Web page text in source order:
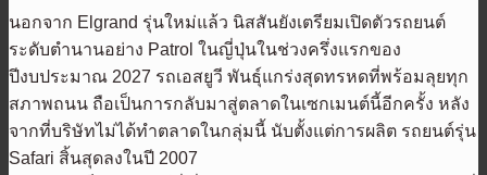
นอกจาก Elgrand รุ่นใหม่แล้ว นิสสันยังเตรียมเปิดตัวรถยนต์
ระดับตำนานอย่าง Patrol ในญี่ปุ่นในช่วงครึ่งแรกของ
ปีงบประมาณ 2027 รถเอสยูวี พันธุ์แกร่งสุดทรหดที่พร้อมลุยทุก
สภาพถนน ถือเป็นการกลับมาสู่ตลาดในเซกเมนต์นี้อีกครั้ง หลัง
จากที่บริษัทไม่ได้ทำตลาดในกลุ่มนี้ นับตั้งแต่การผลิต รถยนต์รุ่น
Safari สิ้นสุดลงในปี 2007